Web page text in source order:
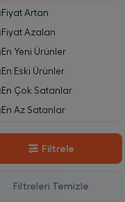
Fiyat Artan
Fiyat Azalan
En Yeni Ürünler
En Eski Ürünler
En Çok Satanlar
En Az Satanlar
Stok Artan
En Çok Favorilenen
Filtrele
Filtreleri Temizle